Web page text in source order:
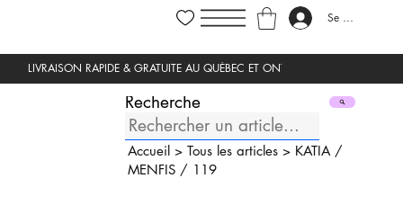
Se connecter
Recherche
Accueil> Tous les articles> KATIA /
MENFIS / 119